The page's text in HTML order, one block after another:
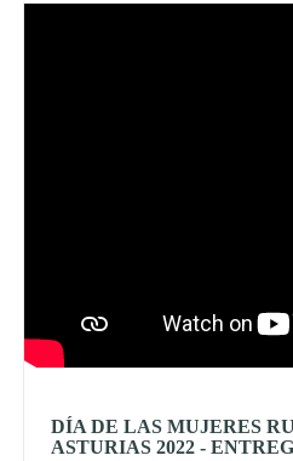
DÍA DE LAS MUJERES
ASTURIAS 2022 -